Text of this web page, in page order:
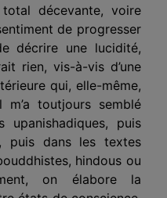
décevante, voire
de progresser
décrire une lucidité,
rien, vis-à-vis d’une
qui, elle-même,
toutjours semblé
puis
puis dans les textes
hindous ou
on élabore la